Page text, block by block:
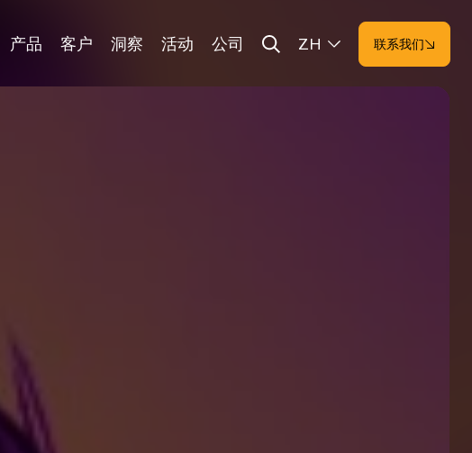
产品 客户 洞察 活动 公司 ZH 联系我们